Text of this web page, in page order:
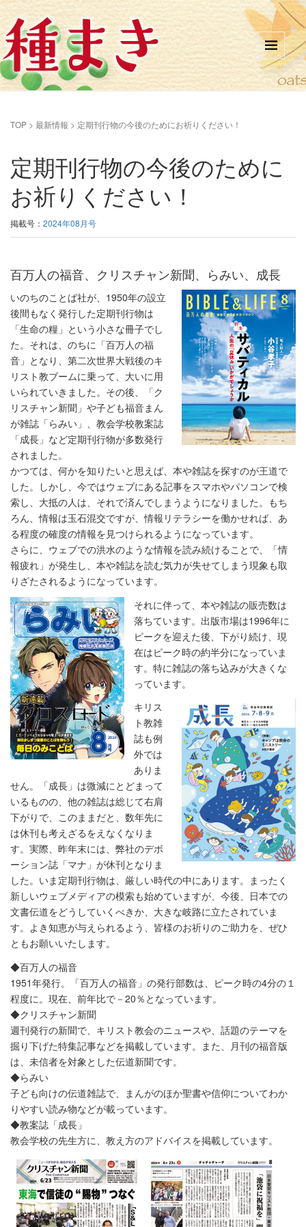
TOP > 最新情報 > 定期刊行物の今後のためにお祈りください！
定期刊行物の今後のために
お祈りください！
掲載号： 2024年08月号
百万人の福音、クリスチャン新聞、らみい、成長
いのちのことば社が、1950年の設立
後間もなく発行した定期刊行物は
「生命の糧」という小さな冊子でし
た。それは、のちに「百万人の福
音」となり、第二次世界大戦後のキ
リスト教ブームに乗って、大いに用
いられていきました。その後、「ク
リスチャン新聞」や子ども福音まん
が雑誌「らみい」、教会学校教案誌
「成長」など定期刊行物が多数発行
されました。
かつては、何かを知りたいと思えば、本や雑誌を探すのが王道で
した。しかし、今ではウェブにある記事をスマホやパソコンで検
索し、大抵の人は、それで済んでしまうようになりました。もち
ろん、情報は玉石混交ですが、情報リテラシーを働かせれば、あ
る程度の確度の情報を見つけられるようになっています。
さらに、ウェブでの洪水のような情報を読み続けることで、「情
報疲れ」が発生し、本や雑誌を読む気力が失せてしまう現象も取
りざたされるようになっています。
それに伴って、本や雑誌の販売数は
落ちています。出版市場は1996年に
ピークを迎えた後、下がり続け、現
在はピーク時の約半分になっていま
す。特に雑誌の落ち込みが大きくな
っています。
キリス
ト教雑
誌も例
外では
ありま
せん。「成長」は微減にとどまって
いるものの、他の雑誌は総じて右肩
下がりで、このままだと、数年先に
は休刊も考えざるをえなくなりま
す。実際、昨年末には、弊社のデボ
ーション誌「マナ」が休刊となりま
した。いま定期刊行物は、厳しい時代の中にあります。まったく
新しいウェブメディアの模索も始めていますが、今後、日本での
文書伝道をどうしていくべきか、大きな岐路に立たされていま
す。よき知恵が与えられるよう、皆様のお祈りのご助力を、ぜひ
ともお願いいたします。
◆百万人の福音
1951年発行。「百万人の福音」の発行部数は、ピーク時の4分の１
程度に。現在、前年比で－20％となっています。
◆クリスチャン新聞
週刊発行の新聞で、キリスト教会のニュースや、話題のテーマを
掘り下げた特集記事などを掲載しています。また、月刊の福音版
は、未信者を対象とした伝道新聞です。
◆らみい
子ども向けの伝道雑誌で、まんがのほか聖書や信仰についてわか
りやすい読み物などが載っています。
◆教案誌「成長」
教会学校の先生方に、教え方のアドバイスを掲載しています。